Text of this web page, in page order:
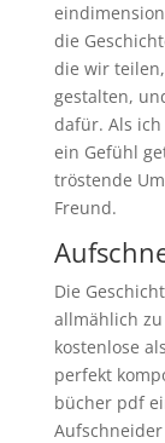
die
die wir
gestalten,
dafür. Als
ein Gefühl
tröstende
Freund.
Die
allmählich
kostenlose
perfekt
bücher pdf